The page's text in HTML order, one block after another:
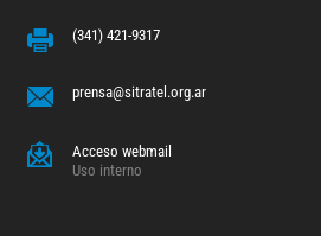
(341) 421-9317
prensa@sitratel.org.ar
Acceso webmail
Uso interno